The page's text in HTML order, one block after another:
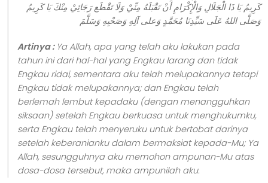
كَرِيمُ يَا ذَا الْجَلَالِ وَالْإِكْرَامِ أَنْ تَقْبَلَهُ مِنِّيْ وَلَا تَقْطَع رَجَائِيْ مِنْكَ يَا كَرِيمُ
وَصَلَّى اللهُ عَلَى سَيِّدِنَا مُحَمَّدٍ وَعلى آلِهِ وَصَحْبِهِ وَسَلَّمَ
Artinya : Ya Allah, apa yang telah aku lakukan pada
tahun ini dari hal-hal yang Engkau larang dan tidak
Engkau ridai, sementara aku telah melupakannya tetapi
Engkau tidak melupakannya; dan Engkau telah
berlemah lembut kepadaku (dengan menangguhkan
siksaan) setelah Engkau berkuasa untuk menghukumku,
serta Engkau telah menyeruku untuk bertobat darinya
setelah keberanianku dalam bermaksiat kepada-Mu; Ya
Allah, sesungguhnya aku memohon ampunan-Mu atas
dosa-dosa tersebut, maka ampunilah aku.